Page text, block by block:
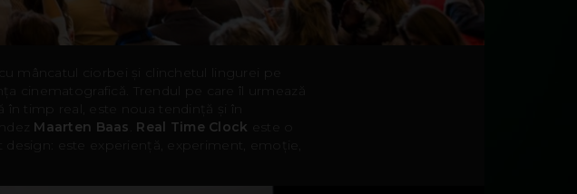
mâncatul ciorbei și clinchetul lingurei pe
cinematografică. Trendul pe care îl urmează
timp real, este noua tendință și în
Maarten Baas Real Time Clock
este o
este experiență, experiment, emoție,